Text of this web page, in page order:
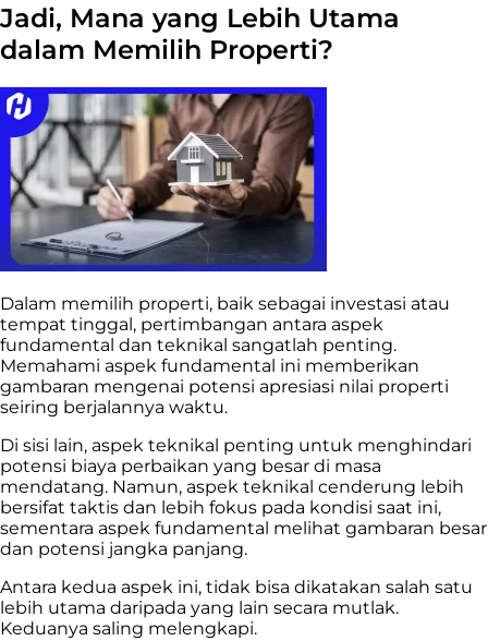
Jadi, Mana yang Lebih Utama
dalam Memilih Properti?
Dalam memilih properti, baik sebagai investasi atau
tempat tinggal, pertimbangan antara aspek
fundamental dan teknikal sangatlah penting.
Memahami aspek fundamental ini memberikan
gambaran mengenai potensi apresiasi nilai properti
seiring berjalannya waktu.
Di sisi lain, aspek teknikal penting untuk menghindari
potensi biaya perbaikan yang besar di masa
mendatang. Namun, aspek teknikal cenderung lebih
bersifat taktis dan lebih fokus pada kondisi saat ini,
sementara aspek fundamental melihat gambaran besar
dan potensi jangka panjang.
Antara kedua aspek ini, tidak bisa dikatakan salah satu
lebih utama daripada yang lain secara mutlak.
Keduanya saling melengkapi.